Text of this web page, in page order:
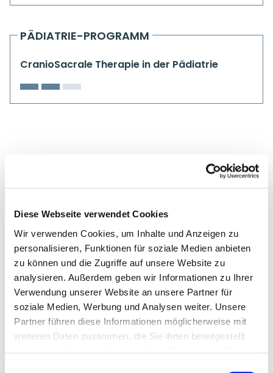
Diese Webseite verwendet Cookies
Wir verwenden Cookies, um Inhalte und Anzeigen zu
personalisieren, Funktionen für soziale Medien anbieten
zu können und die Zugriffe auf unsere Website zu
analysieren. Außerdem geben wir Informationen zu Ihrer
Verwendung unserer Website an unsere Partner für
soziale Medien, Werbung und Analysen weiter. Unsere
Partner führen diese Informationen möglicherweise mit
weiteren Daten zusammen, die Sie ihnen bereitgestellt
PÄDIATRIE-PROGRAMM
CranioSacrale Therapie in der Pädiatrie